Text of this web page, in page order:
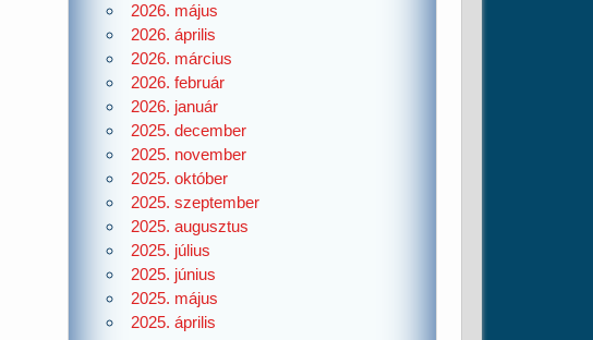
2026. május
2026. április
2026. március
2026. február
2026. január
2025. december
2025. november
2025. október
2025. szeptember
2025. augusztus
2025. július
2025. június
2025. május
2025. április